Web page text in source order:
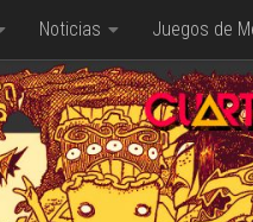
Noticias Juegos de